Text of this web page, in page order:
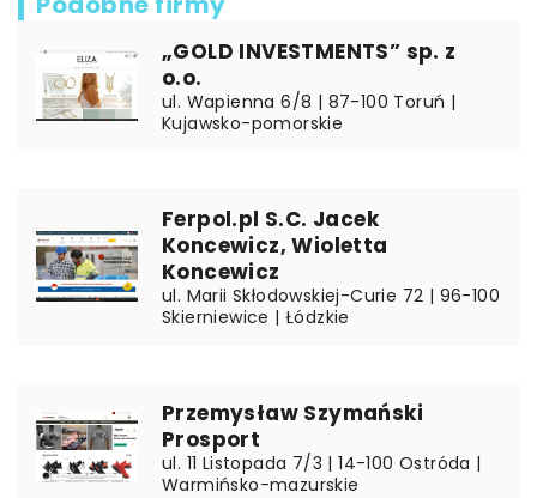
„GOLD INVESTMENTS” sp. z
o.o.
ul. Wapienna 6/8 | 87-100 Toruń |
Kujawsko-pomorskie
Ferpol.pl S.C. Jacek
Koncewicz, Wioletta
Koncewicz
ul. Marii Skłodowskiej-Curie 72 | 96-100
Skierniewice | Łódzkie
Przemysław Szymański
Prosport
ul. 11 Listopada 7/3 | 14-100 Ostróda |
Warmińsko-mazurskie